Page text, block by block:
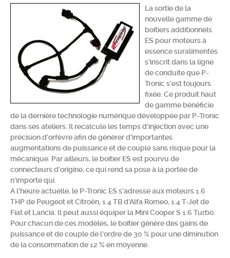
Chercher
La sortie de la
nouvelle gamme de
boitiers additionnels
ES pour moteurs à
essence suralimentés
s'inscrit dans la ligne
de conduite que P-
Tronic s'est toujours
fixée. Ce produit haut
de gamme bénéficie
de la dernière technologie numérique développée par P-Tronic
dans ses ateliers. Il recalcule les temps d'injection avec une
précision d'orfèvre afin de générer d'importantes
augmentations de puissance et de couple sans risque pour la
mécanique. Par ailleurs, le boitier ES est pourvu de
connecteurs d'origine, ce qui rend sa pose à la portée de
n'importe qui.
A l'heure actuelle, le P-Tronic ES s'adresse aux moteurs 1.6
THP de Peugeot et Citroën, 1.4 TB d'Alfa Romeo, 1.4 T-Jet de
Fiat et Lancia. Il peut aussi équiper la Mini Cooper S 1.6 Turbo.
Pour chacun de ces modèles, le boîtier génère des gains de
puissance et de couple de l'ordre de 30 % pour une diminution
de la consommation de 12 % en moyenne.